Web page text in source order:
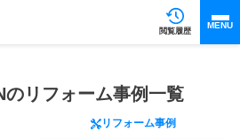
閲覧履歴
MENU
リフォーム事例一覧
リフォーム事例